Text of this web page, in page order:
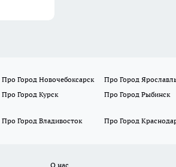
Про Город Новочебоксарск Про Город
Про Город Курск Про Город Рыбинск
Про Город Владивосток Про Город
О нас